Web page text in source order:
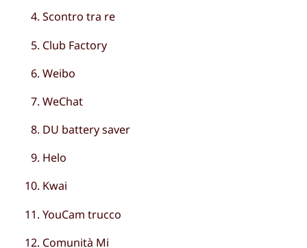
Scontro tra re
Club Factory
Weibo
WeChat
DU battery saver
Helo
Kwai
YouCam trucco
Comunità Mi